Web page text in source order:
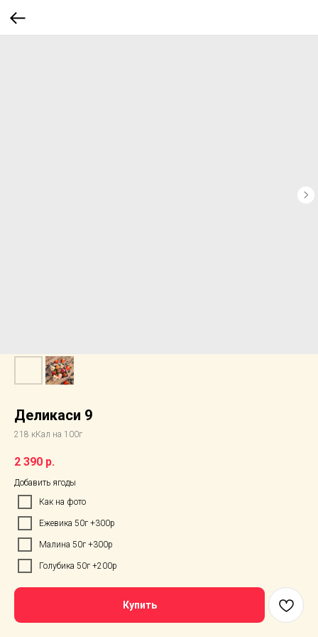
Деликаси 9
218 кКал на 100г
2 390 р.
Добавить ягоды
Как на фото
Ежевика 50г +300р
Малина 50г +300р
Голубика 50г +200р
Купить